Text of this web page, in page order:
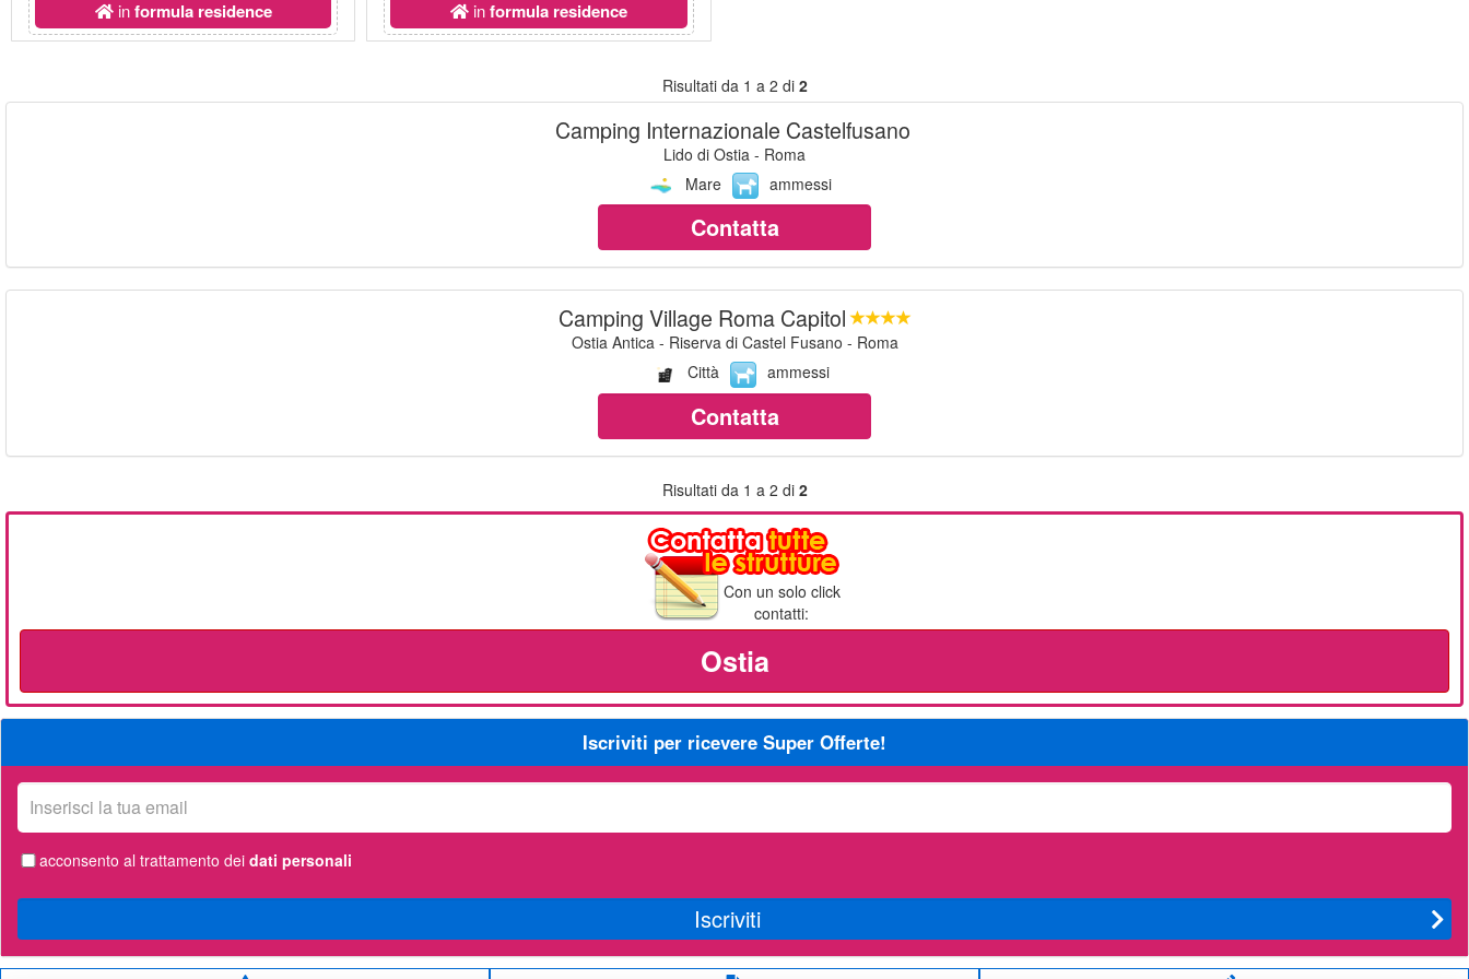
informula residence informula residence
Risultati da 1 a 2 di 2
Camping Internazionale Castelfusano
Lido di Ostia - Roma
Mare
ammessi
Contatta
Camping Village Roma Capitol
Ostia Antica - Riserva di Castel Fusano - Roma
Città
ammessi
Contatta
Risultati da 1 a 2 di 2
Con un solo click
contatti:
Ostia
Iscriviti per ricevere Super Offerte!
La
tua
email
acconsento al trattamento dei dati personali
Iscriviti